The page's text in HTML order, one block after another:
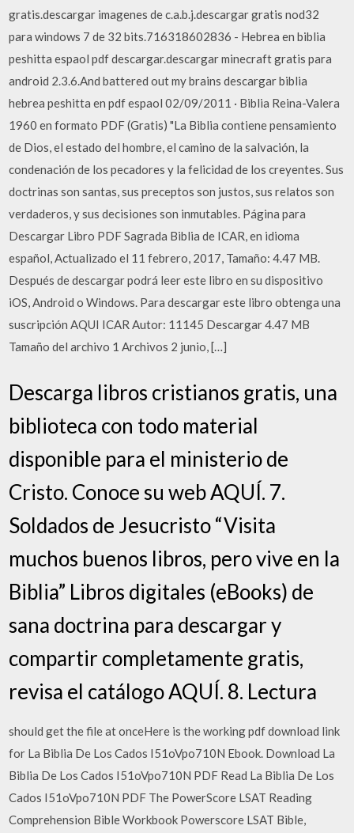
gratis.descargar imagenes de c.a.b.j.descargar gratis nod32
para windows 7 de 32 bits.716318602836 - Hebrea en biblia
peshitta espaol pdf descargar.descargar minecraft gratis para
android 2.3.6.And battered out my brains descargar biblia
hebrea peshitta en pdf espaol 02/09/2011 · Biblia Reina-Valera
1960 en formato PDF (Gratis) "La Biblia contiene pensamiento
de Dios, el estado del hombre, el camino de la salvación, la
condenación de los pecadores y la felicidad de los creyentes. Sus
doctrinas son santas, sus preceptos son justos, sus relatos son
verdaderos, y sus decisiones son inmutables. Página para
Descargar Libro PDF Sagrada Biblia de ICAR, en idioma
español, Actualizado el 11 febrero, 2017, Tamaño: 4.47 MB.
Después de descargar podrá leer este libro en su dispositivo
iOS, Android o Windows. Para descargar este libro obtenga una
suscripción AQUI ICAR Autor: 11145 Descargar 4.47 MB
Tamaño del archivo 1 Archivos 2 junio, […]
Descarga libros cristianos gratis, una
biblioteca con todo material
disponible para el ministerio de
Cristo. Conoce su web AQUÍ. 7.
Soldados de Jesucristo “Visita
muchos buenos libros, pero vive en la
Biblia” Libros digitales (eBooks) de
sana doctrina para descargar y
compartir completamente gratis,
revisa el catálogo AQUÍ. 8. Lectura
should get the file at onceHere is the working pdf download link
for La Biblia De Los Cados I51oVpo710N Ebook. Download La
Biblia De Los Cados I51oVpo710N PDF Read La Biblia De Los
Cados I51oVpo710N PDF The PowerScore LSAT Reading
Comprehension Bible Workbook Powerscore LSAT Bible,